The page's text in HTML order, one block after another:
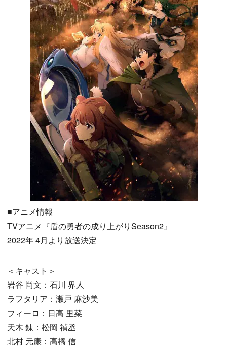
■アニメ情報
TVアニメ『盾の勇者の成り上がりSeason2』
2022年 4月より放送決定
＜キャスト＞
岩谷 尚文：石川 界人
ラフタリア：瀬戸 麻沙美
フィーロ：日高 里菜
天木 錬：松岡 禎丞
北村 元康：高橋 信